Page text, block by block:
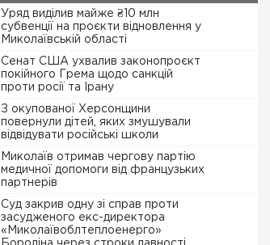
Уряд виділив майже ₴10 млн
субвенції на проєкти відновлення у
Миколаївській області
Сенат США ухвалив законопроєкт
покійного Грема щодо санкцій
проти росії та Ірану
З окупованої Херсонщини
повернули дітей, яких змушували
відвідувати російські школи
Миколаїв отримав чергову партію
медичної допомоги від французьких
партнерів
Суд закрив одну зі справ проти
засудженого екс-директора
«Миколаївоблтеплоенерго»